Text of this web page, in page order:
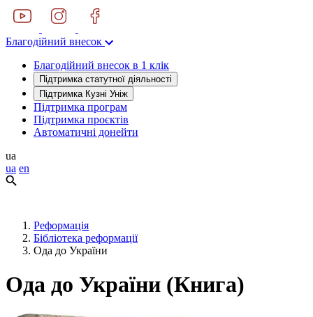
Благодійний внесок
Благодійний внесок в 1 клік
Підтримка статутної діяльності
Підтримка Кузні Уніж
Підтримка програм
Підтримка проєктів
Автоматичні донейти
ua
ua en
Реформація
Бібліотека реформації
Ода до України
Ода до України (Книга)